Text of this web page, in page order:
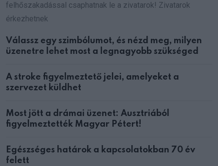
felhőszakadással csaphatnak le a zivatarok! Zivatarok
érkezhetnek
Válassz egy szimbólumot, és nézd meg, milyen
üzenetre lehet most a legnagyobb szükséged
A stroke figyelmeztető jelei, amelyeket a
szervezet küldhet
Most jött a drámai üzenet: Ausztriából
figyelmeztették Magyar Pétert!
Egészséges határok a kapcsolatokban 70 év
felett